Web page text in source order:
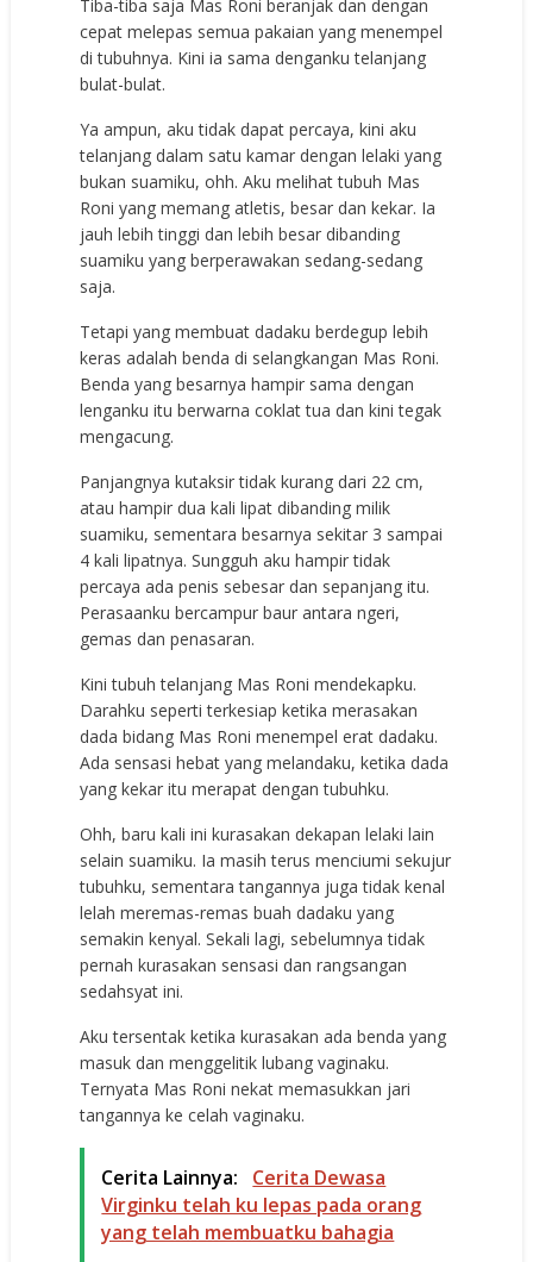
Tiba-tiba saja Mas Roni beranjak dan dengan
cepat melepas semua pakaian yang menempel
di tubuhnya. Kini ia sama denganku telanjang
bulat-bulat.
Ya ampun, aku tidak dapat percaya, kini aku
telanjang dalam satu kamar dengan lelaki yang
bukan suamiku, ohh. Aku melihat tubuh Mas
Roni yang memang atletis, besar dan kekar. Ia
jauh lebih tinggi dan lebih besar dibanding
suamiku yang berperawakan sedang-sedang
saja.
Tetapi yang membuat dadaku berdegup lebih
keras adalah benda di selangkangan Mas Roni.
Benda yang besarnya hampir sama dengan
lenganku itu berwarna coklat tua dan kini tegak
mengacung.
Panjangnya kutaksir tidak kurang dari 22 cm,
atau hampir dua kali lipat dibanding milik
suamiku, sementara besarnya sekitar 3 sampai
4 kali lipatnya. Sungguh aku hampir tidak
percaya ada penis sebesar dan sepanjang itu.
Perasaanku bercampur baur antara ngeri,
gemas dan penasaran.
Kini tubuh telanjang Mas Roni mendekapku.
Darahku seperti terkesiap ketika merasakan
dada bidang Mas Roni menempel erat dadaku.
Ada sensasi hebat yang melandaku, ketika dada
yang kekar itu merapat dengan tubuhku.
Ohh, baru kali ini kurasakan dekapan lelaki lain
selain suamiku. Ia masih terus menciumi sekujur
tubuhku, sementara tangannya juga tidak kenal
lelah meremas-remas buah dadaku yang
semakin kenyal. Sekali lagi, sebelumnya tidak
pernah kurasakan sensasi dan rangsangan
sedahsyat ini.
Aku tersentak ketika kurasakan ada benda yang
masuk dan menggelitik lubang vaginaku.
Ternyata Mas Roni nekat memasukkan jari
tangannya ke celah vaginaku.
Cerita Lainnya:
Cerita Dewasa
Virginku telah ku lepas pada orang
yang telah membuatku bahagia